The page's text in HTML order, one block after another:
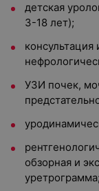
детская
3-18 лет);
УЗИ почек,
обзорная и
уретрограмма;